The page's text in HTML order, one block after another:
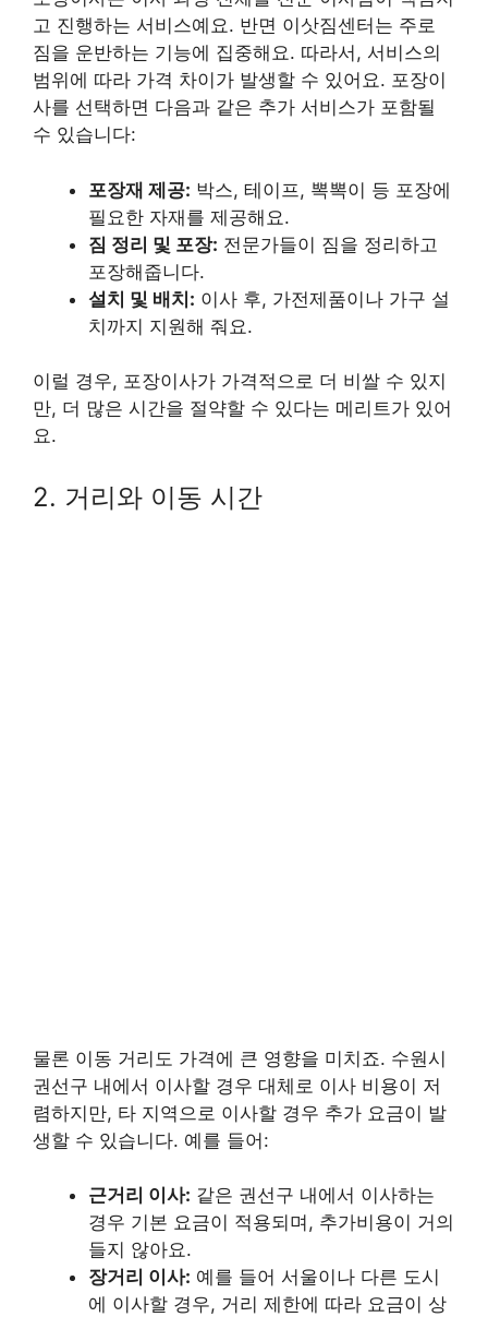
고 진행하는 서비스예요. 반면 이삿짐센터는 주로
짐을 운반하는 기능에 집중해요. 따라서, 서비스의
범위에 따라 가격 차이가 발생할 수 있어요. 포장이
사를 선택하면 다음과 같은 추가 서비스가 포함될
수 있습니다:
포장재 제공: 박스, 테이프, 뽁뽁이 등 포장에
필요한 자재를 제공해요.
짐 정리 및 포장: 전문가들이 짐을 정리하고
포장해줍니다.
설치 및 배치: 이사 후, 가전제품이나 가구 설
치까지 지원해 줘요.
이럴 경우, 포장이사가 가격적으로 더 비쌀 수 있지
만, 더 많은 시간을 절약할 수 있다는 메리트가 있어
요.
2. 거리와 이동 시간
물론 이동 거리도 가격에 큰 영향을 미치죠. 수원시
권선구 내에서 이사할 경우 대체로 이사 비용이 저
렴하지만, 타 지역으로 이사할 경우 추가 요금이 발
생할 수 있습니다. 예를 들어:
근거리 이사: 같은 권선구 내에서 이사하는
경우 기본 요금이 적용되며, 추가비용이 거의
들지 않아요.
장거리 이사: 예를 들어 서울이나 다른 도시
에 이사할 경우, 거리 제한에 따라 요금이 상